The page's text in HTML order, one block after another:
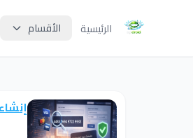
الرئيسية الأقسام